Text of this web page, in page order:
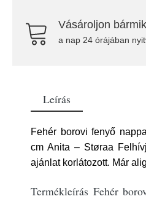
Vásároljon
a nap 24 órájában
Leírás
Fehér borovi fenyő
cm Anita – Støraa
ajánlat korlátozott. Már
Termékleírás Fehér